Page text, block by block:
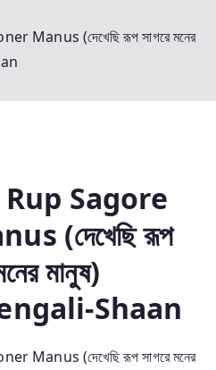
Manus (দেখেছি রূপ সাগরে মনের
Sagore
(দেখেছি রূপ
মানুষ)
Shaan
Manus (দেখেছি রূপ সাগরে মনের